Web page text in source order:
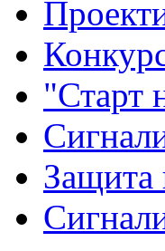
"Старт
Защита